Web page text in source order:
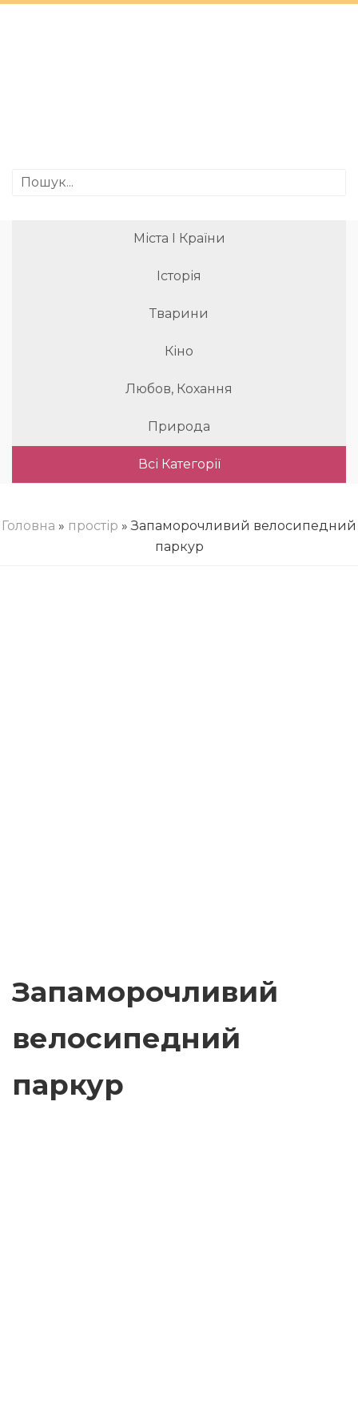
Міста І Країни
Історія
Тварини
Кіно
Любов, Кохання
Природа
Всі Категорії
Головна » простір » Запаморочливий велосипедний
паркур
Запаморочливий
велосипедний
паркур